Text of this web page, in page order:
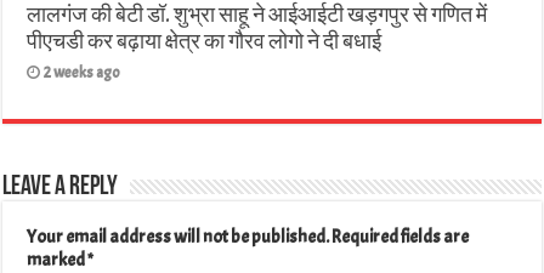
लालगंज की बेटी डॉ. शुभ्रा साहू ने आईआईटी खड़गपुर से गणित में
पीएचडी कर बढ़ाया क्षेत्र का गौरव लोगो ने दी बधाई
2 weeks ago
Leave a Reply
Your email address will not be published.Required fields are
marked*